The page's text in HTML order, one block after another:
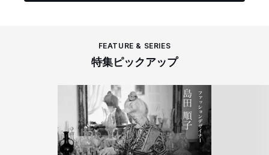
FEATURE & SERIES
特集ピックアップ